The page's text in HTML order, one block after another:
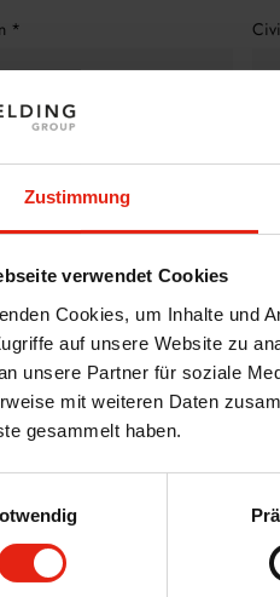
Zustimmung
verwendet Cookies
Cookies, um Inhalte und
auf unsere Website zu
unsere Partner für soziale
mit weiteren Daten
gesammelt haben.
*